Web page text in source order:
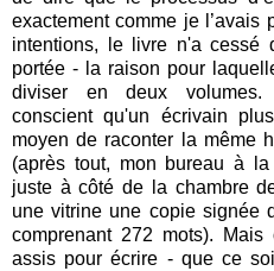
exactement comme je l’avais
intentions, le livre n'a cessé
portée - la raison pour
diviser en deux volumes.
conscient qu'un écrivain
moyen de raconter la même
(après tout, mon bureau à
juste à côté de la chambre
une vitrine une copie signée
comprenant 272 mots).
assis pour écrire - que ce